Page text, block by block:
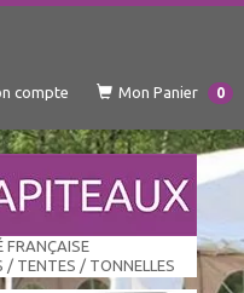
compte Mon Panier 0
FRANÇAISE
/ TENTES / TONNELLES